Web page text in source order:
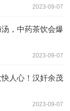
2023-09-07
，中药茶饮会爆
2023-09-07
人心！汉奸余茂
2023-09-07